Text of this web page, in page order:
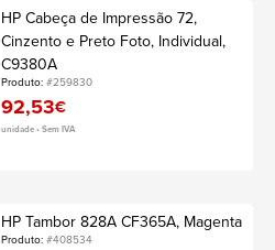
HP Cabeça de Impressão 72,
Cinzento e Preto Foto, Individual,
C9380A
Produto:#259830
92,53€
unidade • Sem IVA
HP Tambor 828A CF365A, Magenta
Produto:#408534